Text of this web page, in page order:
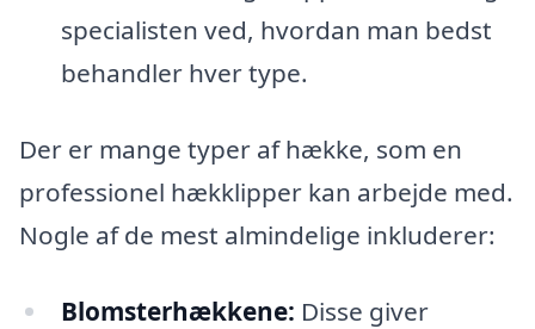
specialisten ved, hvordan man bedst
behandler hver type.
Der er mange typer af hække, som en
professionel hækklipper kan arbejde med.
Nogle af de mest almindelige inkluderer:
Blomsterhækkene: Disse giver